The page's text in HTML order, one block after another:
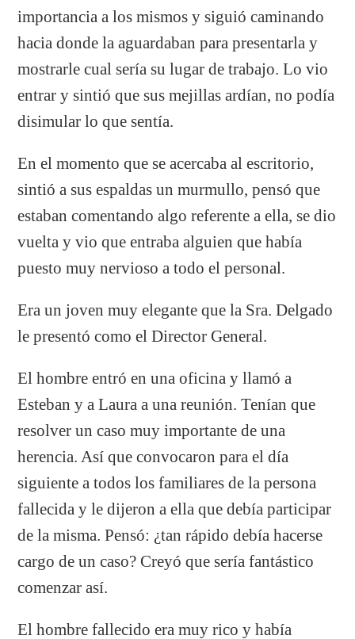
importancia a los mismos y siguió caminando
hacia donde la aguardaban para presentarla y
mostrarle cual sería su lugar de trabajo. Lo vio
entrar y sintió que sus mejillas ardían, no podía
disimular lo que sentía.
En el momento que se acercaba al escritorio,
sintió a sus espaldas un murmullo, pensó que
estaban comentando algo referente a ella, se dio
vuelta y vio que entraba alguien que había
puesto muy nervioso a todo el personal.
Era un joven muy elegante que la Sra. Delgado
le presentó como el Director General.
El hombre entró en una oficina y llamó a
Esteban y a Laura a una reunión. Tenían que
resolver un caso muy importante de una
herencia. Así que convocaron para el día
siguiente a todos los familiares de la persona
fallecida y le dijeron a ella que debía participar
de la misma. Pensó: ¿tan rápido debía hacerse
cargo de un caso? Creyó que sería fantástico
comenzar así.
El hombre fallecido era muy rico y había